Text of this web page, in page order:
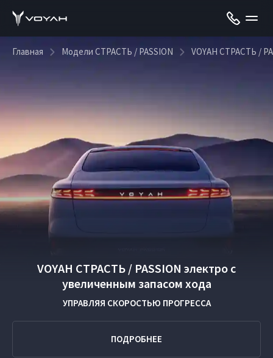
Главная Модели СТРАСТЬ / PASSION VOYAH СТРАСТЬ /
VOYAH СТРАСТЬ / PASSION электро с
увеличенным запасом хода
УПРАВЛЯЯ СКОРОСТЬЮ ПРОГРЕССА
ПОДРОБНЕЕ